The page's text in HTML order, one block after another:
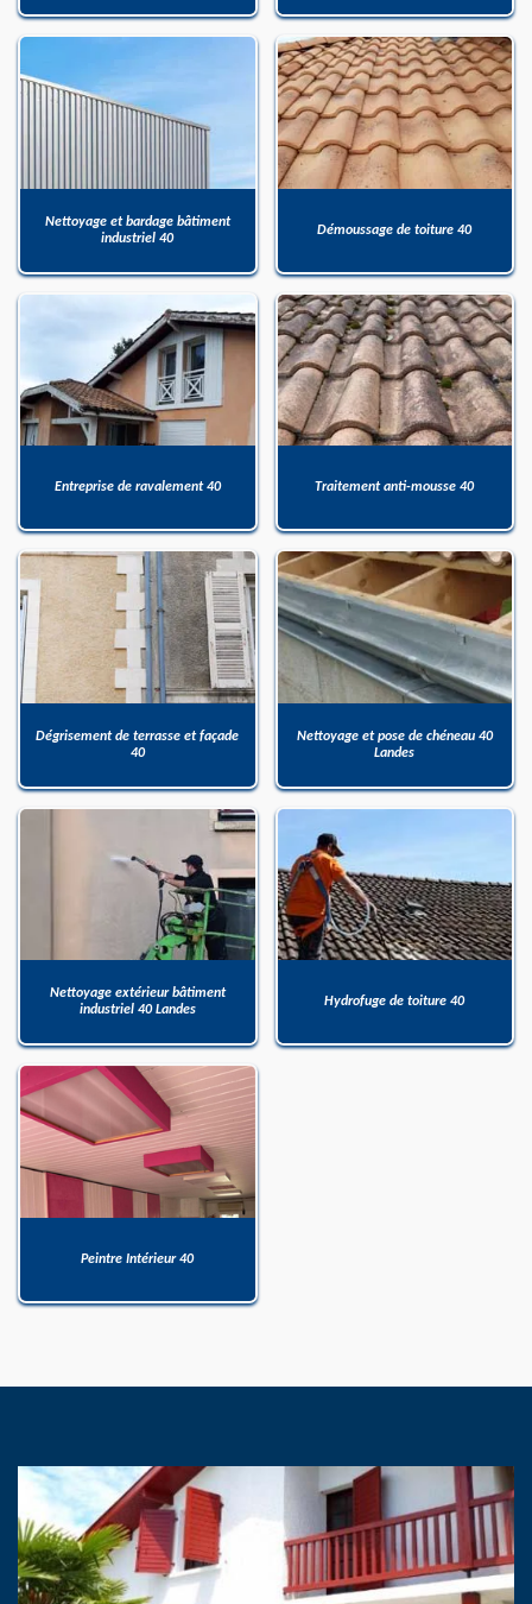
Nettoyage et bardage bâtiment
industriel 40
Démoussage de toiture 40
Entreprise de ravalement 40 Traitement anti-mousse 40
Dégrisement de terrasse et façade
40
Nettoyage et pose de chéneau 40
Landes
Nettoyage extérieur bâtiment
industriel 40 Landes
Hydrofuge de toiture 40
Peintre Intérieur 40